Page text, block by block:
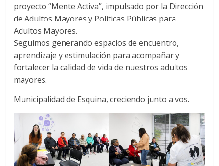
proyecto “Mente Activa”, impulsado por la Dirección
de Adultos Mayores y Políticas Públicas para
Adultos Mayores.
Seguimos generando espacios de encuentro,
aprendizaje y estimulación para acompañar y
fortalecer la calidad de vida de nuestros adultos
mayores.
Municipalidad de Esquina, creciendo junto a vos.